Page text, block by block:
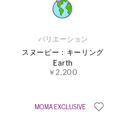
バリエーション
スヌーピー：キーリング
Earth
￥2,200